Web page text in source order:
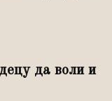
да воли и